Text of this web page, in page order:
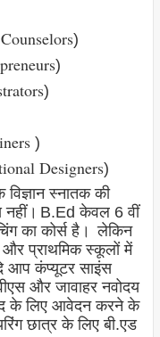
Counselors)
)
)
)
Designers)
स्नातक की
B.Ed केवल 6 वीं
का कोर्स है। लेकिन
प्राथमिक स्कूलों में
आप कंप्यूटर साइंस
और जावाहर नवोदय
पद के लिए आवेदन करने के
छात्र के लिए बी.एड